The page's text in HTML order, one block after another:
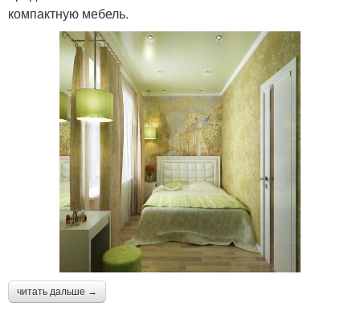
компактную мебель.
читать дальше →